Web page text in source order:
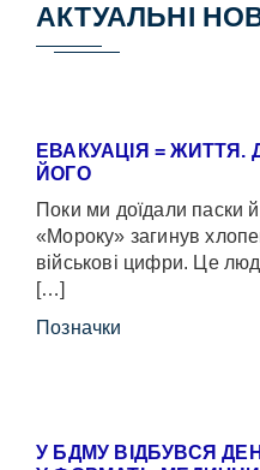
АКТУАЛЬНІ
ЕВАКУАЦІЯ =
ЙОГО
Поки ми доїдали паски
«Мороку» загинув
військові цифри. Це
[…]
Позначки
У БДМУ ВІДБУВСЯ